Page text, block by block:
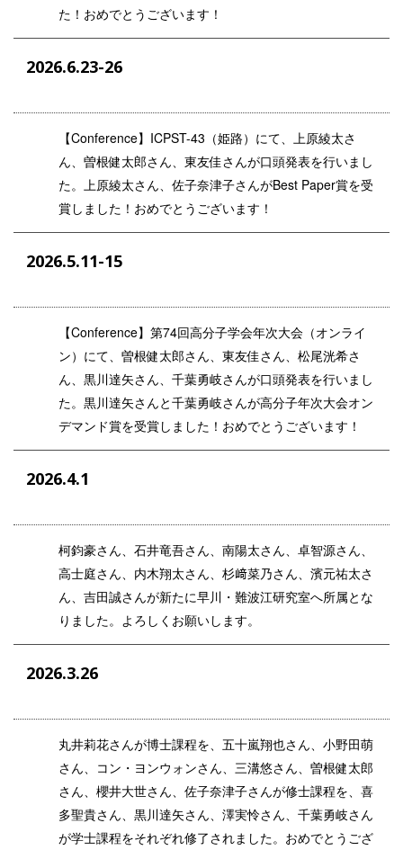
た！おめでとうございます！
2026.6.23-26
【Conference】ICPST-43（姫路）にて、上原綾太さ
ん、曽根健太郎さん、東友佳さんが口頭発表を行いまし
た。上原綾太さん、佐子奈津子さんがBest Paper賞を受
賞しました！おめでとうございます！
2026.5.11-15
【Conference】第74回高分子学会年次大会（オンライ
ン）にて、曽根健太郎さん、東友佳さん、松尾洸希さ
ん、黒川達矢さん、千葉勇岐さんが口頭発表を行いまし
た。黒川達矢さんと千葉勇岐さんが高分子年次大会オン
デマンド賞を受賞しました！おめでとうございます！
2026.4.1
柯鈞豪さん、石井竜吾さん、 南陽太さん、卓智源さん、
高士庭さん、内木翔太さん、杉﨑菜乃さん、濱元祐太さ
ん、吉田誠さんが新たに早川・難波江研究室へ所属とな
りました。よろしくお願いします。
2026.3.26
丸井莉花さんが博士課程を、五十嵐翔也さん、小野田萌
さん、コン・ヨンウォンさん、三溝悠さん、曽根健太郎
さん、 櫻井大世さん、 佐子奈津子さんが修士課程を、 喜
多聖貴さん、 黒川達矢さん、 澤実怜さん、 千葉勇岐さん
が学士課程をそれぞれ修了されました。おめでとうござ